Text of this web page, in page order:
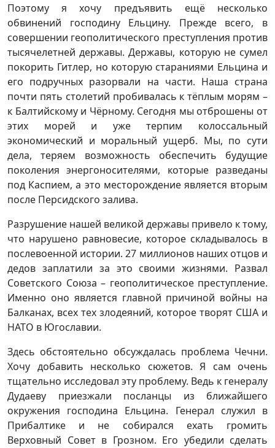
Поэтому я хочу предъявить ещё несколько
обвинений господину Ельцину. Прежде всего, в
совершении геополитического преступления против
тысячелетней державы. Державы, которую не сумел
покорить Гитлер, но которую стараниями Ельцина и
его подручных разорвали на части. Наша страна
почти пять столетий пробивалась к тёплым морям –
к Балтийскому и Чёрному. Сегодня мы отброшены от
этих морей и уже терпим колоссальный
экономический и моральный ущерб. Мы, по сути
дела, теряем возможность обеспечить будущие
поколения энергоносителями, которые разведаны
под Каспием, а это месторождение является вторым
после Персидского залива.
Разрушение нашей великой державы привело к тому,
что нарушено равновесие, которое складывалось в
послевоенной истории. 27 миллионов наших отцов и
дедов заплатили за это своими жизнями. Развал
Советского Союза – геополитическое преступление.
Именно оно является главной причиной войны на
Балканах, всех тех злодеяний, которое творят США и
НАТО в Югославии.
Здесь обстоятельно обсуждалась проблема Чечни.
Хочу добавить несколько сюжетов. Я сам очень
тщательно исследовал эту проблему. Ведь к генералу
Дудаеву приезжали посланцы из ближайшего
окружения господина Ельцина. Генерал служил в
Прибалтике и не собирался ехать громить
Верховный Совет в Грозном. Его убедили сделать